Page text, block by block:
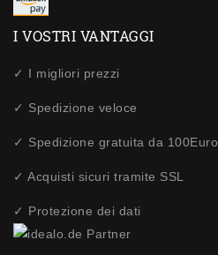
I VOSTRI VANTAGGI
✓ I migliori prezzi
✓ Spedizione veloce
✓ Spedizione gratuita da 100Euro
✓ Acquisti sicuri tramite SSL
✓ Protezione dei dati